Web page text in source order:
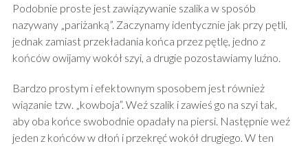
Podobnie proste jest zawiązywanie szalika w sposób
nazywany „pariżanką”. Zaczynamy identycznie jak przy pętli,
jednak zamiast przekładania końca przez pętlę, jedno z
końców owijamy wokół szyi, a drugie pozostawiamy luźno.
Bardzo prostym i efektownym sposobem jest również
wiązanie tzw. „kowboja”. Weź szalik i zawieś go na szyi tak,
aby oba końce swobodnie opadały na piersi. Następnie weź
jeden z końców w dłoń i przekręć wokół drugiego. W ten